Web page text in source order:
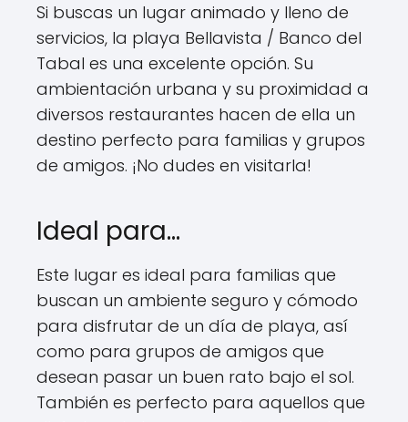
Si buscas un lugar animado y lleno de
servicios, la playa Bellavista / Banco del
Tabal es una excelente opción. Su
ambientación urbana y su proximidad a
diversos restaurantes hacen de ella un
destino perfecto para familias y grupos
de amigos. ¡No dudes en visitarla!
Ideal para…
Este lugar es ideal para familias que
buscan un ambiente seguro y cómodo
para disfrutar de un día de playa, así
como para grupos de amigos que
desean pasar un buen rato bajo el sol.
También es perfecto para aquellos que